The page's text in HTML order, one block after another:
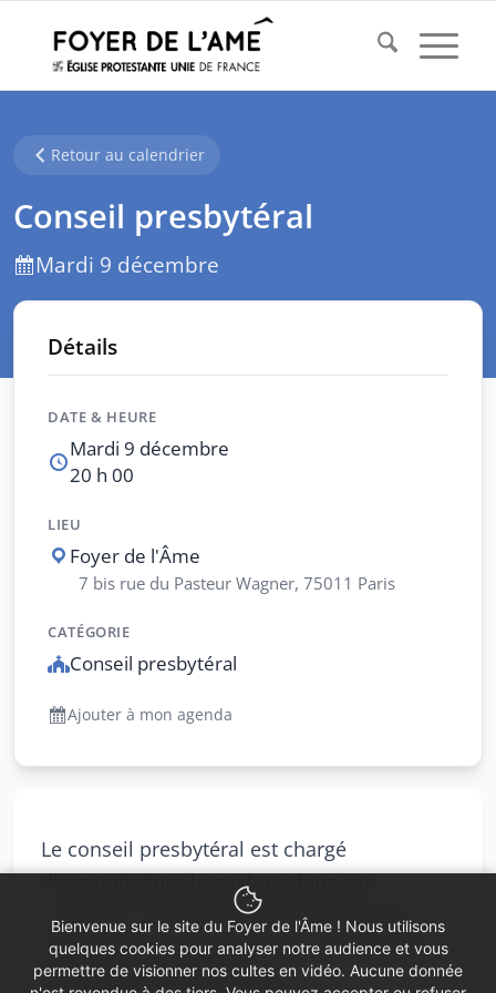
Retour au calendrier
Conseil presbytéral
Mardi 9 décembre
Le conseil presbytéral est chargé
d’accompagner le pasteur dans son
ministère, veille au bon fonctionnement
des activités de la paroisse, à l’animation et
l’unité de la communauté
Détails
DATE & HEURE
Mardi 9 décembre
20 h 00
LIEU
Foyer de l'Âme
7 bis rue du Pasteur Wagner, 75011 Paris
CATÉGORIE
Conseil presbytéral
Ajouter à mon agenda
Bienvenue sur le site du Foyer de l'Âme ! Nous utilisons
quelques cookies pour analyser notre audience et vous
permettre de visionner nos cultes en vidéo. Aucune donnée